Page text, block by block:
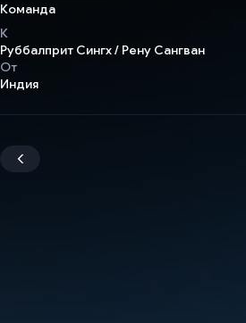
Команда
К
Руббалприт Сингх / Рену Сангван
От
Индия